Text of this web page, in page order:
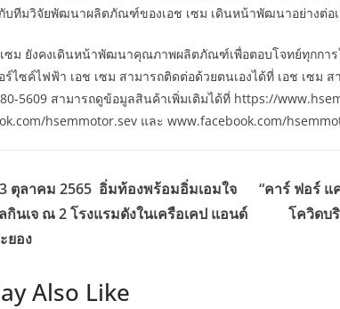
บทีมวิจัยพัฒนาผลิตภัณฑ์ของเอช เซม เดินหน้าพัฒนาอย่างต่อ
คงเดินหน้าพัฒนาคุณภาพผลิตภัณฑ์เพื่อตอบโจทย์ทุกการใ
ร์ไซค์ไฟฟ้า เอช เซม สามารถติดต่อด้วยตนเองได้ที่ เอช เซม
5609 สามารถดูข้อมูลสินค้าเพิ่มเติมได้ที่​ https://
hsemmotor.sev และ www.facebook.com/
ตุลาคม 2565 อิ่มท้องพร้อมอิ่มเอมใจ
กินเจ ณ 2 โรงแรมดังในเครือเคป แอนด์
ยอง
“คาร์ ฟอร์ แ
โควิดบ
Also Like